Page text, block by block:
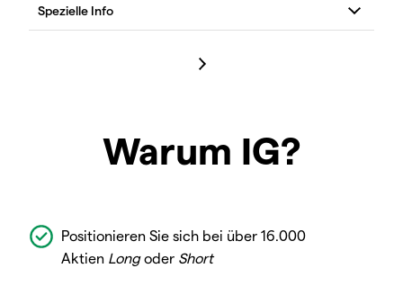
Warum IG?
Positionieren Sie sich bei über 16.000
Aktien Longoder Short